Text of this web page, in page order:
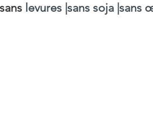
levures |sans soja |sans